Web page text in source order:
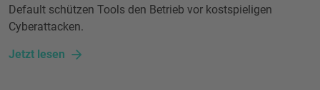
Default schützen Tools den Betrieb vor kostspieligen
Cyberattacken.
Jetzt lesen